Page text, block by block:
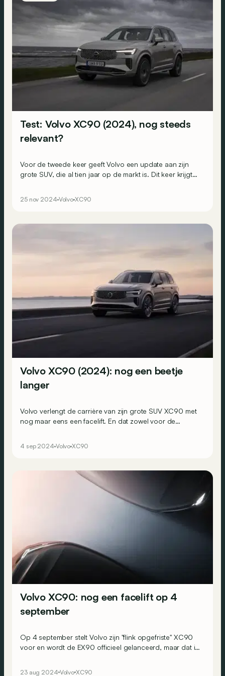
Test: Volvo XC90 (2024), nog steeds
relevant?
Voor de tweede keer geeft Volvo een update aan zijn
grote SUV, die al tien jaar op de markt is. Dit keer krijgt
motorkap zijn er twee vertrouwde benzinemotoren
concurrentie blijven trotseren?
25 nov 2024 Volvo XC90
Volvo XC90 (2024): nog een beetje
langer
Volvo verlengt de carrière van zijn grote SUV XC90 met
nog maar eens een facelift. En dat zowel voor de
4 sep 2024 Volvo XC90
Volvo XC90: nog een facelift op 4
september
Op 4 september stelt Volvo zijn "flink opgefriste" XC90
voor en wordt de EX90 officieel gelanceerd, maar dat is
23 aug 2024 Volvo XC90